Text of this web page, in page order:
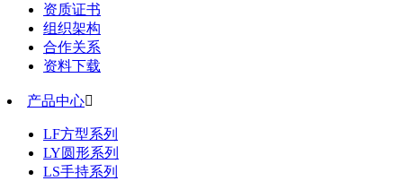
资质证书
组织架构
合作关系
资料下载
产品中心
LF方型系列
LY圆形系列
LS手持系列